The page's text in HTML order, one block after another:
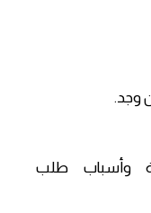
وجد.
وأسباب طلب